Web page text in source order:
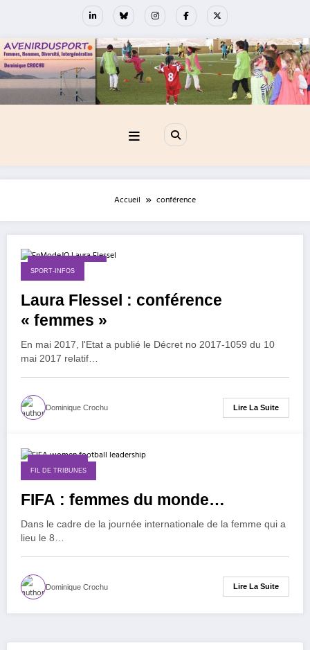
Accueil conférence
1 septembre 2017
SPORT-INFOS
Laura Flessel : conférence
« femmes »
En mai 2017, l'Etat a publié le Décret no 2017-1059 du 10
mai 2017 relatif…
Dominique Crochu Lire La Suite
FIL DE TRIBUNES
FIFA : femmes du monde…
Dans le cadre de la journée internationale de la femme qui a
lieu le 8…
Dominique Crochu Lire La Suite